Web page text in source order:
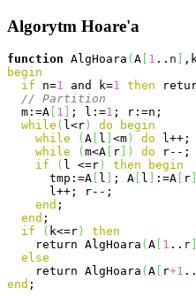
Algorytm Hoare'a
function AlgHoara ( A 1 .. n
begin
if n=1 and k=1 then
// Partition
  m:=A
1 ; l:=1 ; r:=n;
while ( l<r ) do
begin
while
( A l <m ) do l++;
while
( m<A r ) do r--;
if
( l <=r ) then
begin
      tmp:=A
l ; A l :=A r
      l++; r--;
end ;
end ;
if
( k<=r )
then
    return AlgHoara
( A 1 .. r
else
    return AlgHoara
( A r+1 ..
end ;